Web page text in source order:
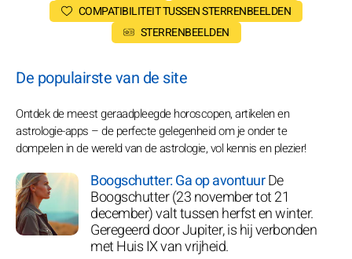
COMPATIBILITEIT TUSSEN STERRENBEELDEN
STERRENBEELDEN
De populairste van de site
Ontdek de meest geraadpleegde horoscopen, artikelen en
astrologie-apps – de perfecte gelegenheid om je onder te
dompelen in de wereld van de astrologie, vol kennis en plezier!
Boogschutter: Ga op avontuurDe
Boogschutter (23 november tot 21
december) valt tussen herfst en winter.
Geregeerd door Jupiter, is hij verbonden
met Huis IX van vrijheid.